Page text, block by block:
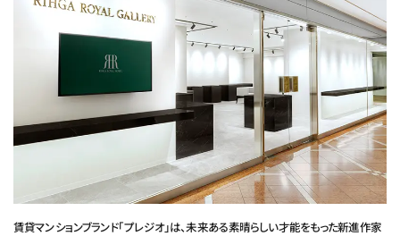
賃貸マンションブランド「プレジオ」は、未来ある素晴らしい才能をもった新進作家